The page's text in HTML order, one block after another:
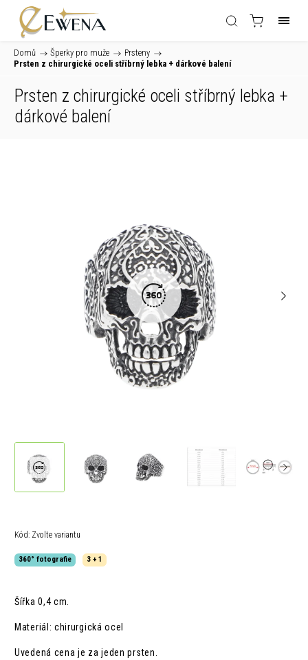
Domů / Šperky pro muže / Prsteny /
Prsten z chirurgické oceli stříbrný lebka + dárkové balení
Prsten z chirurgické oceli stříbrný lebka +
dárkové balení
Kód: Zvolte variantu
360° fotografie 3 + 1
Šířka 0,4 cm.
Materiál: chirurgická ocel
Uvedená cena je za jeden prsten.